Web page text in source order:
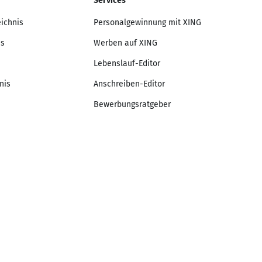
Personalgewinnung mit XING
Werben auf XING
Lebenslauf-Editor
Anschreiben-Editor
Bewerbungsratgeber